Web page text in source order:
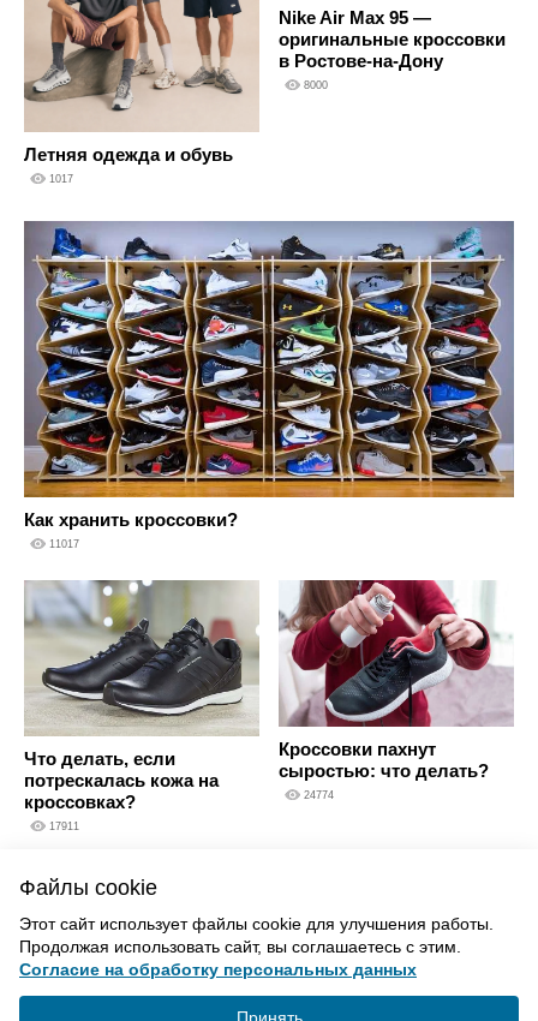
Летняя одежда и обувь
1017
Nike Air Max 95 —
оригинальные кроссовки
в Ростове-на-Дону
8000
Как хранить кроссовки?
11017
Что делать, если
потрескалась кожа на
кроссовках?
17911
Кроссовки пахнут
сыростью: что делать?
24774
ВВЕРХ
Файлы cookie
Этот сайт использует файлы cookie для улучшения работы.
Продолжая использовать сайт, вы соглашаетесь с этим.
Согласие на обработку персональных данных